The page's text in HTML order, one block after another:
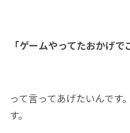
「ゲームやってたおかげで
って言ってあげたいんです
す。